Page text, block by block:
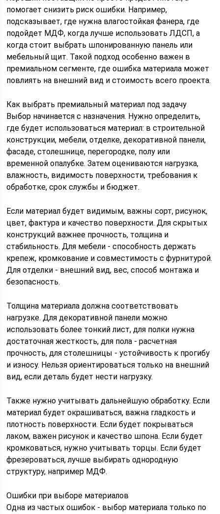
помогает снизить риск ошибки. Например,
подсказывает, где нужна влагостойкая фанера, где
подойдет МДФ, когда лучше использовать ЛДСП, а
когда стоит выбрать шпонированную панель или
мебельный щит. Такой подход особенно важен в
премиальном сегменте, где ошибка материала может
повлиять на внешний вид и стоимость всего проекта.
Как выбрать премиальный материал под задачу
Выбор начинается с назначения. Нужно определить,
где будет использоваться материал: в строительной
конструкции, мебели, отделке, декоративной панели,
фасаде, столешнице, перегородке, полу или
временной опалубке. Затем оцениваются нагрузка,
влажность, видимость поверхности, требования к
обработке, срок службы и бюджет.
Если материал будет видимым, важны сорт, рисунок,
цвет, фактура и качество поверхности. Для скрытых
конструкций важнее прочность, толщина и
стабильность. Для мебели - способность держать
крепеж, кромкование и совместимость с фурнитурой.
Для отделки - внешний вид, вес, способ монтажа и
безопасность.
Толщина материала должна соответствовать
нагрузке. Для декоративной панели можно
использовать более тонкий лист, для полки нужна
достаточная жесткость, для пола - расчетная
прочность, для столешницы - устойчивость к прогибу
и износу. Нельзя ориентироваться только на внешний
вид, если деталь будет нести нагрузку.
Также нужно учитывать дальнейшую обработку. Если
материал будет окрашиваться, важна гладкость и
плотность поверхности. Если будет покрываться
лаком, важен рисунок и качество шпона. Если будет
кромковаться, нужно учитывать торцы. Если будет
фрезероваться, лучше выбирать однородную
структуру, например МДФ.
Ошибки при выборе материалов
Одна из частых ошибок - выбор материала только по